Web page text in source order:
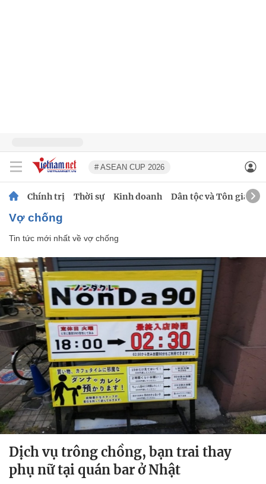
# ASEAN CUP 2026
Chính trị Thời sự Kinh doanh Dân tộc và Tôn giáo
vợ chống
Tin tức mới nhất về vợ chống
Dịch vụ trông chồng, bạn trai thay
phụ nữ tại quán bar ở Nhật